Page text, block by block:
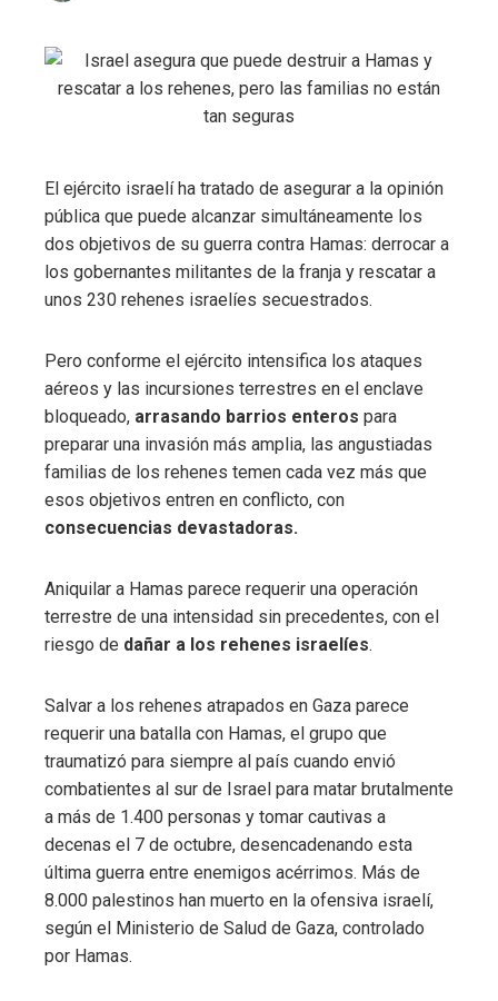
El ejército israelí ha tratado de asegurar a la opinión
pública que puede alcanzar simultáneamente los
dos objetivos de su guerra contra Hamas: derrocar a
los gobernantes militantes de la franja y rescatar a
unos 230 rehenes israelíes secuestrados.
Pero conforme el ejército intensifica los ataques
aéreos y las incursiones terrestres en el enclave
bloqueado, arrasando barrios enteros para
preparar una invasión más amplia, las angustiadas
familias de los rehenes temen cada vez más que
esos objetivos entren en conflicto, con
consecuencias devastadoras.
Aniquilar a Hamas parece requerir una operación
terrestre de una intensidad sin precedentes, con el
riesgo de dañar a los rehenes israelíes.
Salvar a los rehenes atrapados en Gaza parece
requerir una batalla con Hamas, el grupo que
traumatizó para siempre al país cuando envió
combatientes al sur de Israel para matar brutalmente
a más de 1.400 personas y tomar cautivas a
decenas el 7 de octubre, desencadenando esta
última guerra entre enemigos acérrimos. Más de
8.000 palestinos han muerto en la ofensiva israelí,
según el Ministerio de Salud de Gaza, controlado
por Hamas.